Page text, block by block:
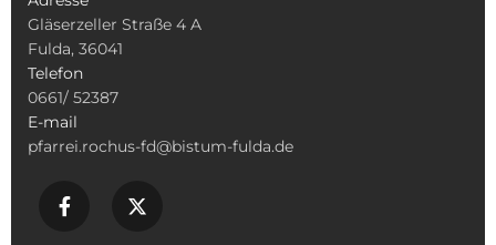
Gläserzeller Straße 4 A
Fulda, 36041
Telefon
0661/ 52387
E-mail
pfarrei.rochus-fd@bistum-fulda.de